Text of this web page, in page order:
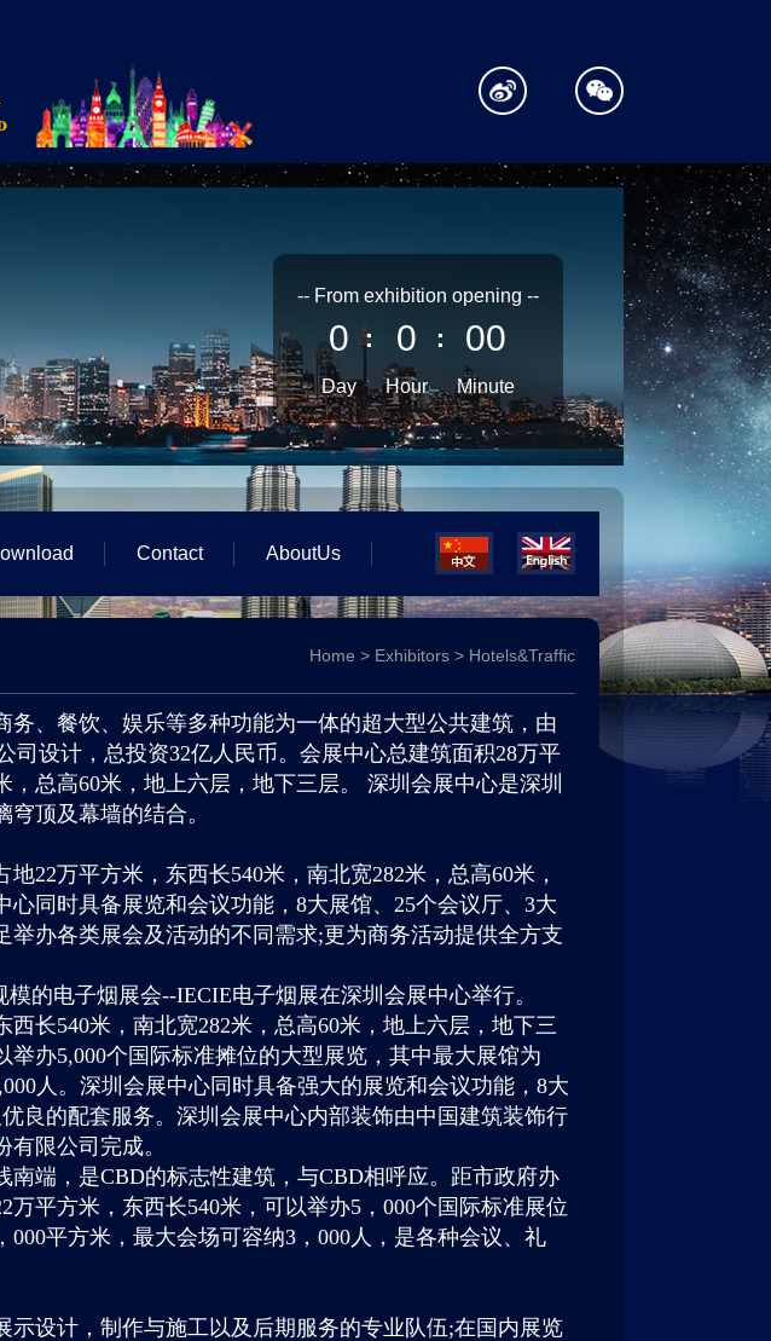
-- From exhibition opening --
0
Day
： 0
Hour
： 00
Minute
Contact AboutUs
Home > Exhibitors > Hotels&Traffic
务、餐饮、娱乐等多种功能为一体的超大型公共建筑，由
司设计，总投资32亿人民币。会展中心总建筑面积28万平
，总高60米，地上六层，地下三层。 深圳会展中心是深圳
顶及幕墙的结合。
22万平方米，东西长540米，南北宽282米，总高60米，
同时具备展览和会议功能，8大展馆、25个会议厅、3大
举办各类展会及活动的不同需求;更为商务活动提供全方支
的电子烟展会--IECIE电子烟展在深圳会展中心举行。
长540米，南北宽282米，总高60米，地上六层，地下三
举办5,000个国际标准摊位的大型展览，其中最大展馆为
人。深圳会展中心同时具备强大的展览和会议功能，8大
良的配套服务。深圳会展中心内部装饰由中国建筑装饰行
限公司完成。
南端，是CBD的标志性建筑，与CBD相呼应。距市政府办
万平方米，东西长540米，可以举办5，000个国际标准展位
000平方米，最大会场可容纳3，000人，是各种会议、礼
示设计，制作与施工以及后期服务的专业队伍;在国内展览